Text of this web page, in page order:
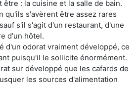
être : la cuisine et la salle de bain.
qu'ils s'avèrent être assez rares
s'il s'agit d'un restaurant, d'une
d'un hôtel.
d'un odorat vraiment développé, ce
puisqu'il le sollicite énormément.
sur développé que les cafards de
les sources d'alimentation